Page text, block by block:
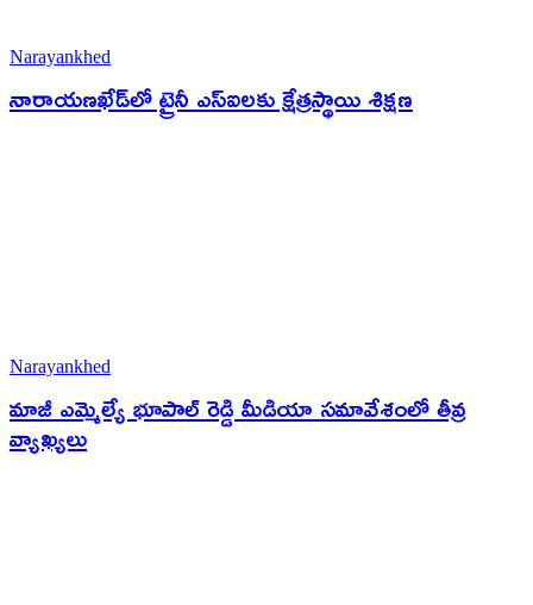
Narayankhed
నారాయణఖేడ్‌లో ట్రైనీ ఎస్ఐలకు క్షేత్రస్థాయి శిక్షణ
Narayankhed
మాజీ ఎమ్మెల్యే భూపాల్ రెడ్డి మీడియా సమావేశంలో తీవ్ర
వ్యాఖ్యలు